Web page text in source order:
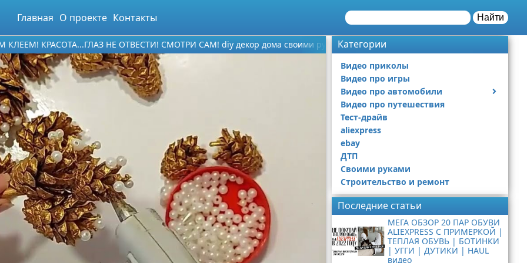
Главная О проекте Контакты Найти
КРАСОТА...ГЛАЗ НЕ ОТВЕСТИ! СМОТРИ САМ! diy декор дома своими руками... видео
Категории
Видео приколы
Видео про игры
Видео про автомобили
Ремонт автомобиля
Видео про путешествия
Тест-драйв
aliexpress
ebay
ДТП
Своими руками
Строительство и ремонт
Последние статьи
МЕГА ОБЗОР 20 ПАР ОБУВИ
ALIEXPRESS С ПРИМЕРКОЙ |
ТЕПЛАЯ ОБУВЬ | БОТИНКИ
| УГГИ | ДУТИКИ | HAUL
видео